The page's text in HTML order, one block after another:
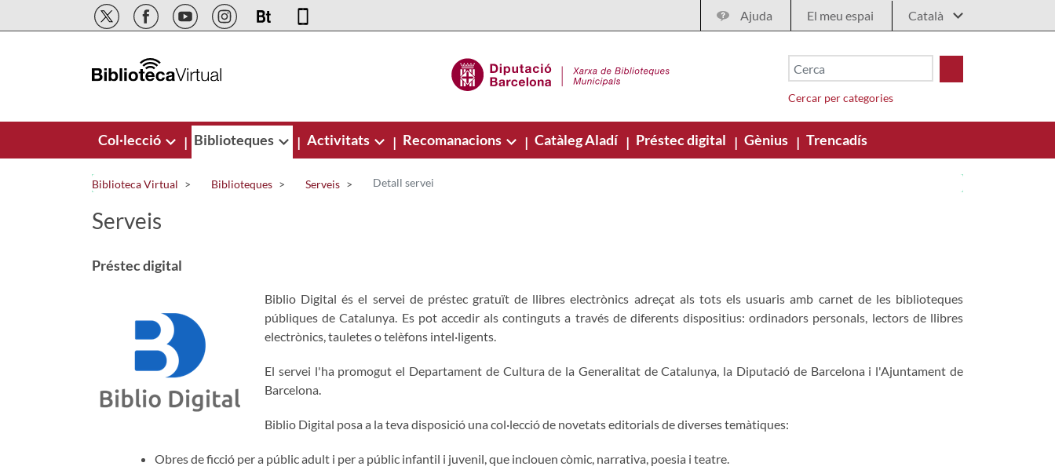
Salta al contingut principal Ajuda El meu espai
Cercar per categories
Col·lecció | Biblioteques | Activitats | Recomanacions | Catàleg Aladí | Préstec digital | Gènius | Trencadís
Biblioteca Virtual Biblioteques Serveis Detall servei
Serveis
Préstec digital
Biblio Digital és el servei de préstec gratuït de llibres electrònics adreçat als tots els usuaris amb carnet de les biblioteques
públiques de Catalunya. Es pot accedir als continguts a través de diferents dispositius: ordinadors personals, lectors de llibres
electrònics, tauletes o telèfons intel·ligents.
El servei l'ha promogut el Departament de Cultura de la Generalitat de Catalunya, la Diputació de Barcelona i l'Ajuntament de
Barcelona.
Biblio Digital posa a la teva disposició una col·lecció de novetats editorials de diverses temàtiques:
Obres de ficció per a públic adult i per a públic infantil i juvenil, que inclouen còmic, narrativa, poesia i teatre.